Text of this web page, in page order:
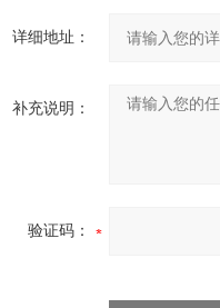
详细地址：
补充说明：
验证码：